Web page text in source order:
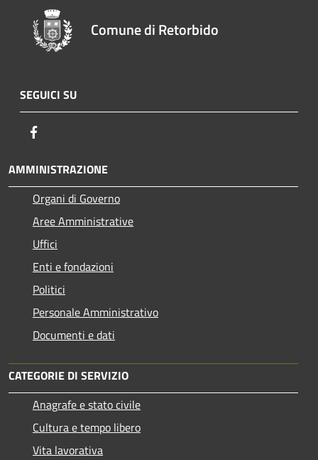
Comune di Retorbido
SEGUICI SU
AMMINISTRAZIONE
Organi di Governo
Aree Amministrative
Uffici
Enti e fondazioni
Politici
Personale Amministrativo
Documenti e dati
CATEGORIE DI SERVIZIO
Anagrafe e stato civile
Cultura e tempo libero
Vita lavorativa